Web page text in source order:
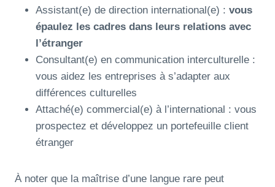
Assistant(e) de direction international(e) : vous
épaulez les cadres dans leurs relations avec
l’étranger
Consultant(e) en communication interculturelle :
vous aidez les entreprises à s’adapter aux
différences culturelles
Attaché(e) commercial(e) à l’international : vous
prospectez et développez un portefeuille client
étranger
À noter que la maîtrise d’une langue rare peut